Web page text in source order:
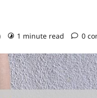
1 minute read 0